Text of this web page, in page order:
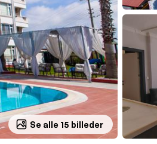
Se alle 15 billeder